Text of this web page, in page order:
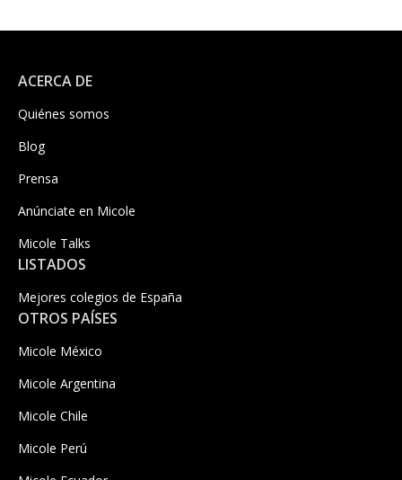
ACERCA DE
Quiénes somos
Blog
Prensa
Anúnciate en Micole
Micole Talks
LISTADOS
Mejores colegios de España
OTROS PAÍSES
Micole México
Micole Argentina
Micole Chile
Micole Perú